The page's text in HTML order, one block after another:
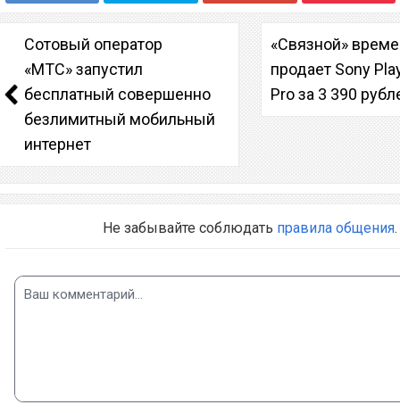
Сотовый оператор
«МТС» запустил
бесплатный совершенно
безлимитный мобильный
интернет
«Связной»
продает Sony
Pro за 3 390
Не забывайте соблюдать правила общения.